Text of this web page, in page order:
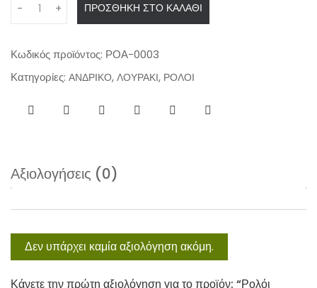
n
i
- + ΠΡΟΣΘΉΚΗ ΣΤΟ ΚΑΛΆΘΙ
Κωδικός προϊόντος: ΡΟΑ-0003
Κατηγορίες: ΑΝΔΡΙΚΟ, ΛΟΥΡΑΚΙ, ΡΟΛΟΙ
Αξιολογήσεις (0)
Δεν υπάρχει καμία αξιολόγηση ακόμη.
Κάνετε την πρώτη αξιολόγηση για το προϊόν: “Ρολόι